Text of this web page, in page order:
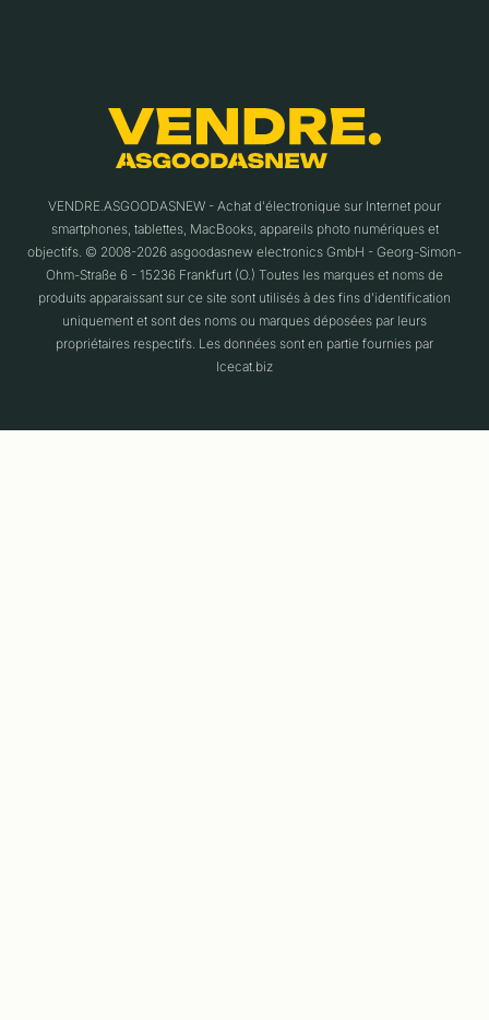
VENDRE.ASGOODASNEW - Achat d'électronique sur Internet pour
smartphones, tablettes, MacBooks, appareils photo numériques et
objectifs. © 2008-2026 asgoodasnew electronics GmbH - Georg-Simon-
Ohm-Straße 6 - 15236 Frankfurt (O.) Toutes les marques et noms de
produits apparaissant sur ce site sont utilisés à des fins d'identification
uniquement et sont des noms ou marques déposées par leurs
propriétaires respectifs. Les données sont en partie fournies par
Icecat.biz